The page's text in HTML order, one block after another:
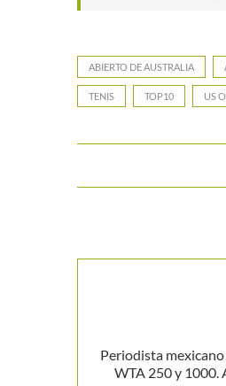
ABIERTO DE AUSTRALIA
TENIS TOP10 US
Periodista
WTA 250 y 1000.